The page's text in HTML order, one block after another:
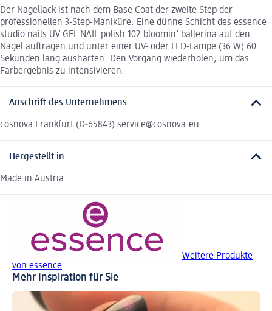
Der Nagellack ist nach dem Base Coat der zweite Step der
professionellen 3-Step-Maniküre: Eine dünne Schicht des essence
studio nails UV GEL NAIL polish 102 bloomin’ ballerina auf den
Nagel auftragen und unter einer UV- oder LED-Lampe (36 W) 60
Sekunden lang aushärten. Den Vorgang wiederholen, um das
Farbergebnis zu intensivieren.
Anschrift des Unternehmens
cosnova Frankfurt (D-65843) service@cosnova.eu
Hergestellt in
Made in Austria
Weitere Produkte
von essence
Mehr Inspiration für Sie